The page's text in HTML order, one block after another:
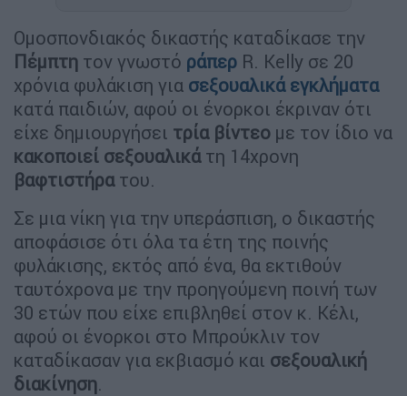
Ομοσπονδιακός δικαστής καταδίκασε την
Πέμπτη τον γνωστό ράπερ R. Kelly σε 20
χρόνια φυλάκιση για σεξουαλικά εγκλήματα
κατά παιδιών, αφού οι ένορκοι έκριναν ότι
είχε δημιουργήσει τρία βίντεο με τον ίδιο να
κακοποιεί σεξουαλικάτη 14χρονη
βαφτιστήρατου.
Σε μια νίκη για την υπεράσπιση, ο δικαστής
αποφάσισε ότι όλα τα έτη της ποινής
φυλάκισης, εκτός από ένα, θα εκτιθούν
ταυτόχρονα με την προηγούμενη ποινή των
30 ετών που είχε επιβληθεί στον κ. Κέλι,
αφού οι ένορκοι στο Μπρούκλιν τον
καταδίκασαν για εκβιασμό και σεξουαλική
διακίνηση.